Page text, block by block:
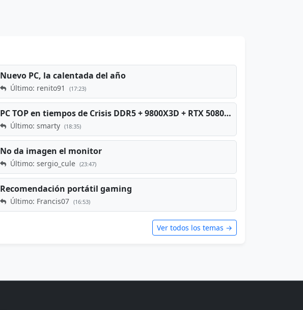
Nuevo PC, la calentada del año
Último: renito91 (17:23)
PC TOP en tiempos de Crisis DDR5 + 9800X3D + RTX 5080 [2026][2400€]
Último: smarty (18:35)
No da imagen el monitor
Último: sergio_cule (23:47)
Recomendación portátil gaming
Último: Francis07 (16:53)
Ver todos los temas →